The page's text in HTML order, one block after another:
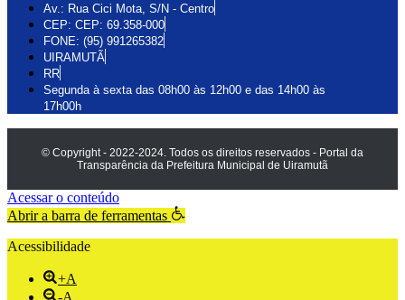
Av.: Rua Cici Mota, S/N - Centro
CEP: CEP: 69.358-000
FONE: (95) 991265382
UIRAMUTÃ
RR
Segunda à sexta das 08h00 às 12h00 e das 14h00 às
17h00h
© Copyright - 2022-2024. Todos os direitos reservados - Portal da
Transparência da Prefeitura Municipal de Uiramutã
Acessar o conteúdo
Abrir a barra de ferramentas
Acessibilidade
+A
-A